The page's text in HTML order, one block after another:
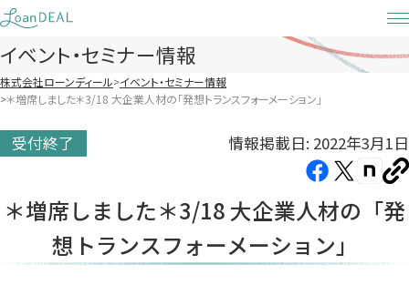
Skip
to
content
イベント・セミナー情報
株式会社ローンディール イベント・セミナー情報
＊増席しました＊3/18 大企業人材の「発想トランスフォーメーション」
受付終了
情報掲載日: 2022年3月1日
Facebook（新
い
タ
ブ
X（新
い
タ
ブ
note（新
い
ブ
コ
ピ
＊増席しました＊3/18 大企業人材の「発
想トランスフォーメーション」